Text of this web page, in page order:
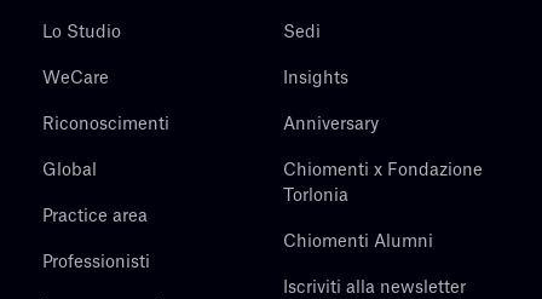
Lo Studio
WeCare
Riconoscimenti
Global
Practice area
Professionisti
Sedi
Insights
Anniversary
Chiomenti x Fondazione
Torlonia
Chiomenti Alumni
Iscriviti alla newsletter